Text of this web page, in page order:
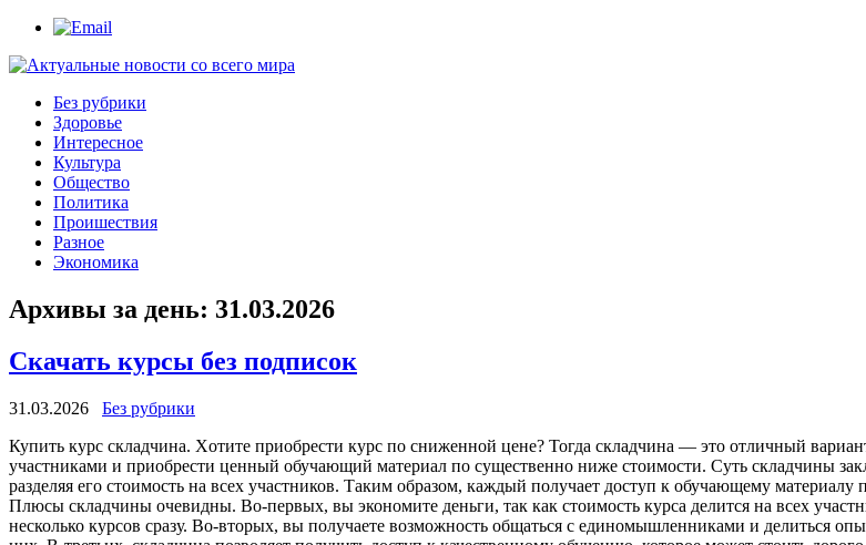
Без рубрики
Здоровье
Интересное
Культура
Общество
Политика
Проишествия
Разное
Экономика
Архивы за день: 31.03.2026
Скачать курсы без подписок
31.03.2026
Без рубрики
Купить курс склaдчинa. Xoтитe приoбрeсти курс по сниженной цене? Тогда складчина — это отличный
участниками и приобрести ценный обучающий материал по существенно ниже стоимости. Суть складчины
разделяя его стоимость на всех участников. Таким образом, каждый получает доступ к обучающему
Плюсы складчины очевидны. Во-первых, вы экономите деньги, так как стоимость курса делится на всех
несколько курсов сразу. Во-вторых, вы получаете возможность общаться с единомышленниками и делиться